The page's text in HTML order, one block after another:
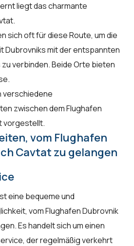
liegt das charmante
sich oft für diese Route, um die
Dubrovniks mit der entspannten
verbinden. Beide Orte bieten
verschiedene
zwischen dem Flughafen
vorgestellt.
vom Flughafen
Cavtat zu gelangen
eine bequeme und
vom Flughafen Dubrovnik
Es handelt sich um einen
der regelmäßig verkehrt